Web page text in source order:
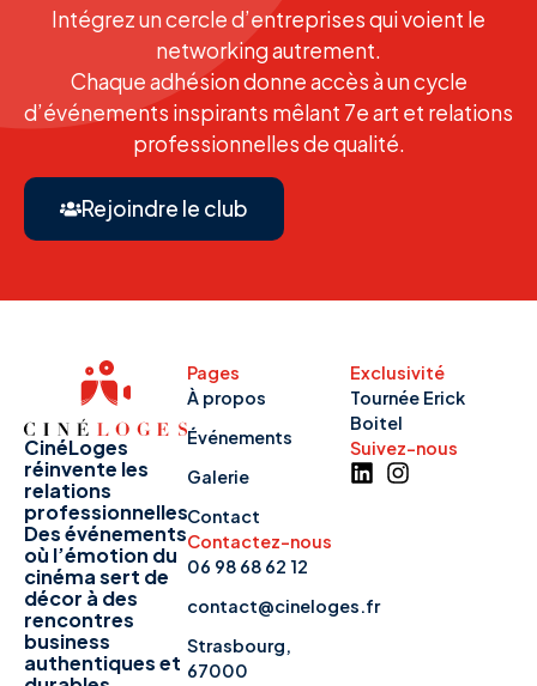
Intégrez un cercle d’entreprises qui voient le
networking autrement.
Chaque adhésion donne accès à un cycle
d’événements inspirants mêlant 7e art et relations
professionnelles de qualité.
Rejoindre le club
CinéLoges
réinvente les
relations
professionnelles
Des événements
où l’émotion du
cinéma sert de
décor à des
rencontres
business
authentiques et
Pages
À propos
Événements
Galerie
Contact
Contactez-nous
06 98 68 62 12
contact@cineloges.fr
Strasbourg,
67000
Exclusivité
Tournée Erick
Boitel
Suivez-nous